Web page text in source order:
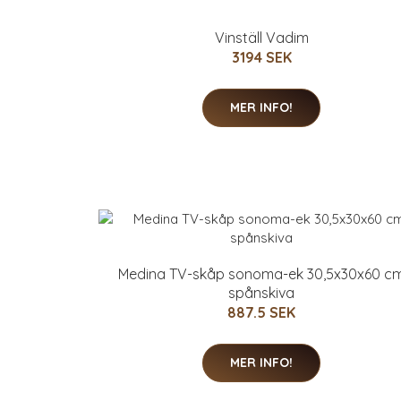
Vinställ Vadim
3194 SEK
MER INFO!
Medina TV-skåp sonoma-ek 30,5x30x60
spånskiva
887.5 SEK
MER INFO!